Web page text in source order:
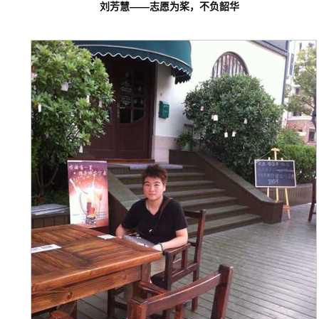
刘芳慧——志愿为桨，不负韶华